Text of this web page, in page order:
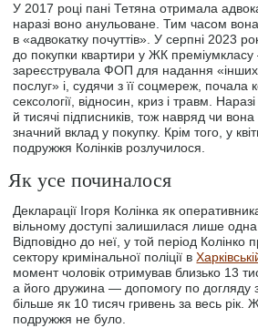
У 2017 році пані Тетяна отримала
наразі воно анульоване. Тим часом
в «адвокатку почуттів». У серпні 2023
до покупки квартири у ЖК преміумкласу
зареєструвала ФОП для надання
послуг» і, судячи з її соцмереж, почала
сексології, відносин, криз і травм.
й тисячі підписників, тож навряд чи
значний вклад у покупку. Крім того, у
подружжя Колінків розлучилося.
Як усе починалося
Декларації Ігоря Колінка як
вільному доступі залишилася лише
Відповідно до неї, у той період
сектору кримінальної поліції в
момент чоловік отримував близько 13
а його дружина — допомогу по догляду
більше як 10 тисяч гривень за весь
подружжя не було.